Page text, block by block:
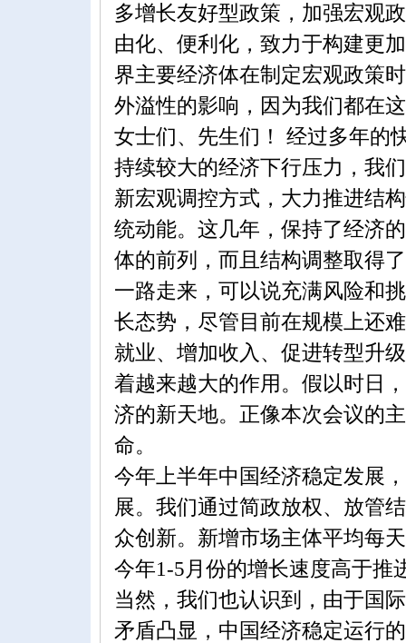
多增长友好型政策，加强宏观
由化、便利化，致力于构建更
界主要经济体在制定宏观政策
外溢性的影响，因为我们都在
女士们、先生们！ 经过多年的
持续较大的经济下行压力，我
新宏观调控方式，大力推进结
统动能。这几年，保持了经济
体的前列，而且结构调整取得
一路走来，可以说充满风险和
长态势，尽管目前在规模上还
就业、增加收入、促进转型升
着越来越大的作用。假以时日
济的新天地。正像本次会议的
命。
今年上半年中国经济稳定发展
展。我们通过简政放权、放管
众创新。新增市场主体平均每
今年1-5月份的增长速度高于推
当然，我们也认识到，由于国
矛盾凸显，中国经济稳定运行